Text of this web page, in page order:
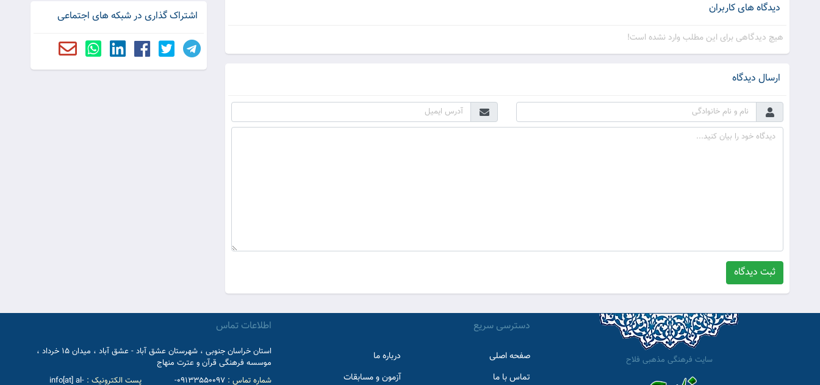
دیدگاه های کاربران
هیچ دیدگاهی برای این مطلب وارد نشده است!
ارسال دیدگاه
ثبت دیدگاه
اشتراک گذاری در شبکه های اجتماعی
سایت فرهنگی مذهبی فلاح
دسترسی سریع
صفحه اصلی
درباره ما
تماس با ما
آزمون و مسابقات
اطلاعات تماس
استان خراسان جنوبی ، شهرستان عشق آباد - عشق آباد ، میدان 15 خرداد ،
موسسه فرهنگی قرآن و عترت منهاج
شماره تماس :
09133550097- پست الکترونیک : info[at] al-